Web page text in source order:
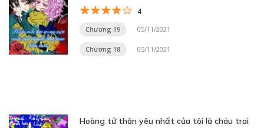
4
Chương 19 05/11/2021
Chương 18 05/11/2021
Hoàng tử thân yêu nhất của tôi là cháu trai